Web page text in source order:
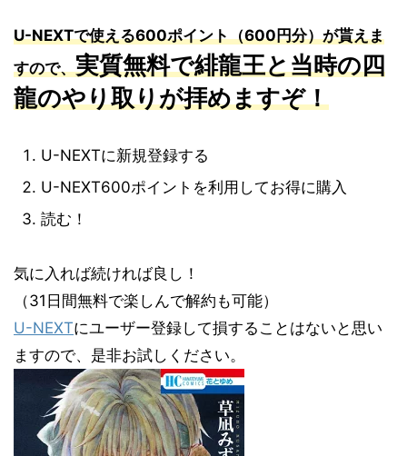
U-NEXTで使える600ポイント（600円分）が貰えま
すので、実質無料で緋龍王と当時の四
龍のやり取りが拝めますぞ！
U-NEXTに新規登録する
U-NEXT600ポイントを利用してお得に購入
読む！
気に入れば続ければ良し！
（31日間無料で楽しんで解約も可能）
U-NEXTにユーザー登録して損することはないと思い
ますので、是非お試しください。